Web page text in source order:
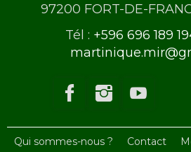
97200 FORT-DE-
Tél : +596 696 189
Qui sommes-nous ? Contact